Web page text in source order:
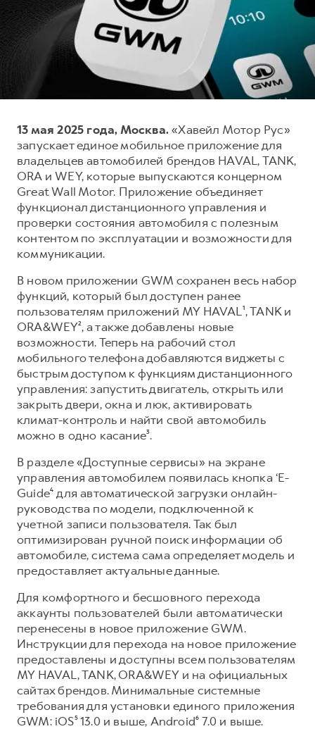
DARGO X
от 3 499 000 ₽
от 2 899 000 ₽
F7X
от 3 599 000 ₽
POER
от 3 449 000 ₽
Тест-драйв
Трейд-ин
КРЕДИТ И СТРАХОВАНИЕ
Страхование
Кредит
КОРПОРАТИВНЫМ КЛИЕНТАМ
Для малого бизнеса
Корпоративным клиентам
Крупным корпоративным клиентам
Система управления автопарком
Сервис для корпоративных клиентов
HAVAL Лизинг
АКСЕССУАРЫ HAVAL
Автомобильные аксессуары
Коллекция CITY
Коллекция Базовая
Коллекция Детская
СЕРВИСНОЕ ОБСЛУЖИВАНИЕ
Нулевое ТО
Программа «Помощь на дороге»
Регламенты технического обслуживания
GWM Безопасность
Гарантия HAVAL
Мобильное приложение GWM
Программа «HAVAL Защита+»
Руководства по эксплуатации
Подписки
АКСЕССУАРЫ HAVAL
Автомобильные аксессуары
Коллекция CITY
Коллекция Базовая
Коллекция Детская
О дилере
Наша команда
13 мая 2025 года, Москва.«Хавейл Мотор Рус»
запускает единое мобильное приложение для
владельцев автомобилей брендов HAVAL, TANK,
ORA и WEY, которые выпускаются концерном
Great Wall Motor. Приложение объединяет
функционал дистанционного управления и
проверки состояния автомобиля с полезным
контентом по эксплуатации и возможности для
коммуникации.
В новом приложении GWM сохранен весь набор
функций, который был доступен ранее
пользователям приложений MY HAVAL¹, TANK и
ORA&WEY², а также добавлены новые
возможности. Теперь на рабочий стол
мобильного телефона добавляются виджеты с
быстрым доступом к функциям дистанционного
управления: запустить двигатель, открыть или
закрыть двери, окна и люк, активировать
климат-контроль и найти свой автомобиль
можно в одно касание³.
В разделе «Доступные сервисы» на экране
управления автомобилем появилась кнопка ‘E-
Guide⁴ для автоматической загрузки онлайн-
руководства по модели, подключенной к
учетной записи пользователя. Так был
оптимизирован ручной поиск информации об
автомобиле, система сама определяет модель и
предоставляет актуальные данные.
Для комфортного и бесшовного перехода
аккаунты пользователей были автоматически
перенесены в новое приложение GWM.
Инструкции для перехода на новое приложение
предоставлены и доступны всем пользователям
MY HAVAL, TANK, ORA&WEY и на официальных
сайтах брендов. Минимальные системные
требования для установки единого приложения
GWM: iOS⁵ 13.0 и выше, Android⁶ 7.0 и выше.​